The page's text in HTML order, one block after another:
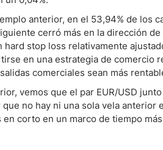
anterior, en el 53,94% de los
cerró más en la dirección
stop loss relativamente
en una estrategia de comercio
comerciales sean más
vemos que el par EUR/USD
no hay ni una sola vela
corto en un marco de tiempo